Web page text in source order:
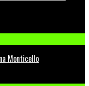
Monticello